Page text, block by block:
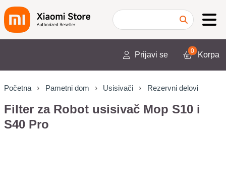
Prijavi se 0 Korpa
Početna Pametni dom Usisivači Rezervni delovi
Filter za Robot usisivač Mop S10 i
S40 Pro